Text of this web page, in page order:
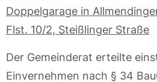
Doppelgarage in
Flst. 10/2, Steißlinger Straße
Der Gemeinderat erteilte
Einvernehmen nach § 34